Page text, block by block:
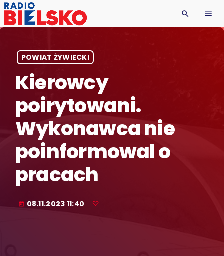
search menu
POWIAT ŻYWIECKI
Kierowcy
poirytowani.
Wykonawca nie
poinformowal o
pracach
today 08.11.2023 11:40